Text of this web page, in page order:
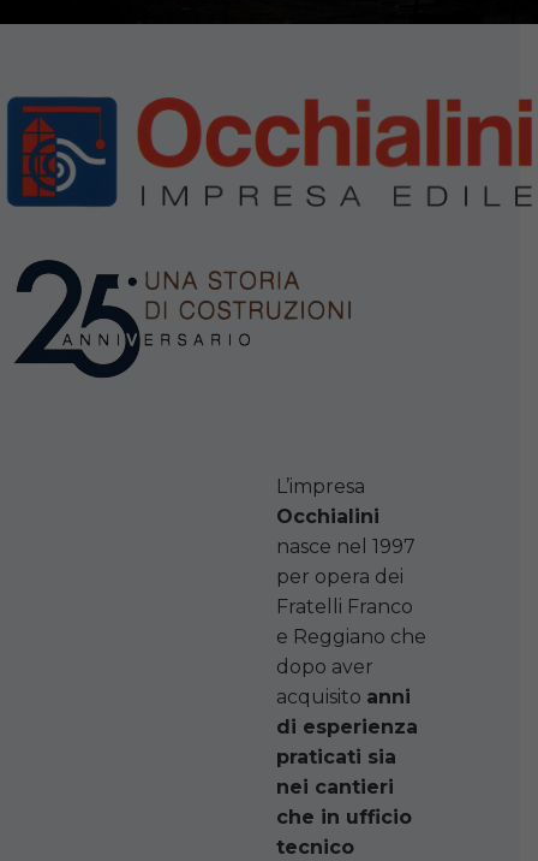
L’impresa
Occhialini
nasce nel 1997
per opera dei
Fratelli Franco
e Reggiano che
dopo aver
acquisito anni
di esperienza
praticati sia
nei cantieri
che in ufficio
tecnico